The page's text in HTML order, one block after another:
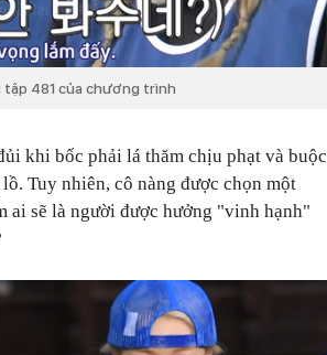
tập 481 của chương trình
khi bốc phải lá thăm chịu phạt và buộc
Tuy nhiên, cô nàng được chọn một
ai sẽ là người được hưởng "vinh hạnh"